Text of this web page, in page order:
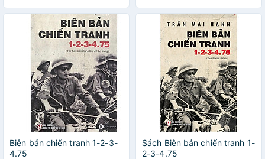
Biên bản chiến tranh 1-2-3-
4.75
Sách Biên bản chiến tranh 1-
2-3-4.75